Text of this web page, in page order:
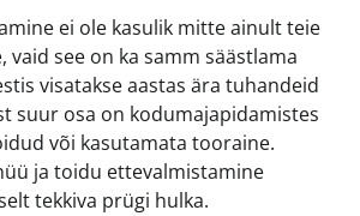
ei ole kasulik mitte ainult teie
vaid see on ka samm säästlama
visatakse aastas ära tuhandeid
suur osa on kodumajapidamistes
või kasutamata tooraine.
ja toidu ettevalmistamine
tekkiva prügi hulka.